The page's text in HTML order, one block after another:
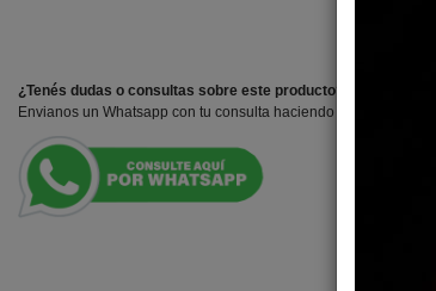
¿Tenés dudas o consultas sobre este producto?
Envianos un Whatsapp con tu consulta haciendo clck en el botón.